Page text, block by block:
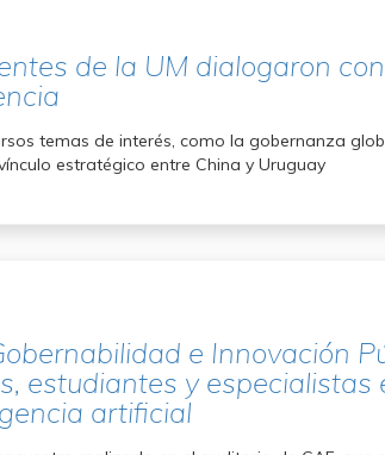
de la UM dialogaron
temas de interés, como la gobernanza
estratégico entre China y Uruguay
e Innovación
estudiantes y especialistas
artificial